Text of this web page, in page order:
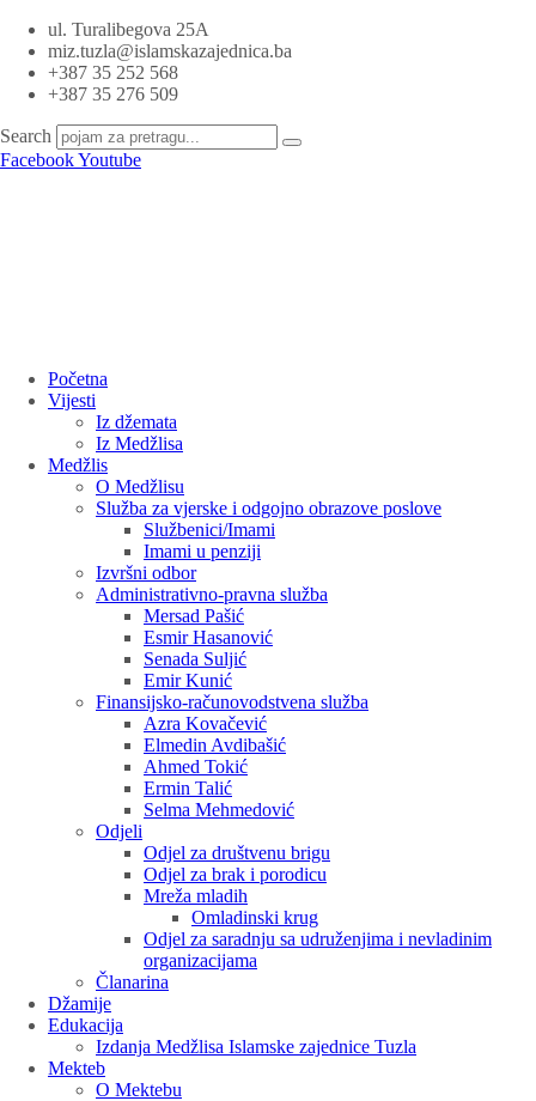
ul. Turalibegova 25A
miz.tuzla@islamskazajednica.ba
+387 35 252 568
+387 35 276 509
Search
FacebookYoutube
Početna
Vijesti
Iz džemata
Iz Medžlisa
Medžlis
O Medžlisu
Služba za vjerske i odgojno obrazove poslove
Službenici/Imami
Imami u penziji
Izvršni odbor
Administrativno-pravna služba
Mersad Pašić
Esmir Hasanović
Senada Suljić
Emir Kunić
Finansijsko-računovodstvena služba
Azra Kovačević
Elmedin Avdibašić
Ahmed Tokić
Ermin Talić
Selma Mehmedović
Odjeli
Odjel za društvenu brigu
Odjel za brak i porodicu
Mreža mladih
Omladinski krug
Odjel za saradnju sa udruženjima i nevladinim
organizacijama
Članarina
Džamije
Edukacija
Izdanja Medžlisa Islamske zajednice Tuzla
Mekteb
O Mektebu